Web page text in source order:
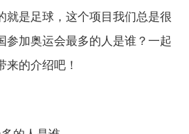
就是足球，这个项目我们总是很
参加奥运会最多的人是谁？一起
来的介绍吧！